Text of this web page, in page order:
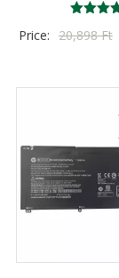
5.00
Price: 20,898Ft